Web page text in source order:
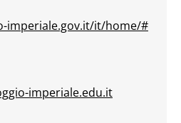
imperiale.gov.it/it/home/#
imperiale.edu.it